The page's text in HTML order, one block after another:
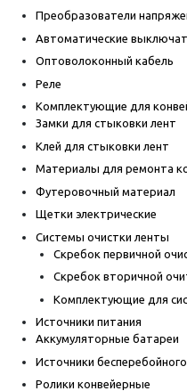
Преобразователи
Автоматические
Оптоволоконный кабель
Реле
Комплектующие для
Замки для стыковки лент
Клей для стыковки лент
Материалы для ремонта
Футеровочный материал
Щетки электрические
Системы очистки ленты
Скребок первичной
Скребок вторичной
Комплектующие для
Источники питания
Аккумуляторные батареи
Источники
Ролики конвейерные